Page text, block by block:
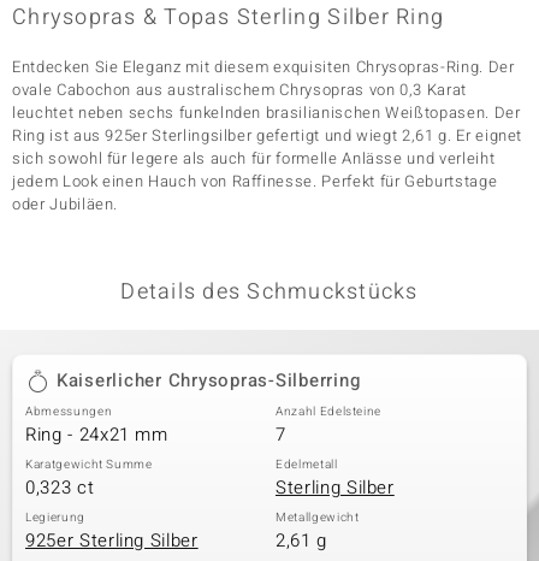
Chrysopras & Topas Sterling Silber Ring
Entdecken Sie Eleganz mit diesem exquisiten Chrysopras-Ring. Der
ovale Cabochon aus australischem Chrysopras von 0,3 Karat
leuchtet neben sechs funkelnden brasilianischen Weißtopasen. Der
Ring ist aus 925er Sterlingsilber gefertigt und wiegt 2,61 g. Er eignet
sich sowohl für legere als auch für formelle Anlässe und verleiht
jedem Look einen Hauch von Raffinesse. Perfekt für Geburtstage
oder Jubiläen.
Details des Schmuckstücks
Kaiserlicher Chrysopras-Silberring
Abmessungen
Ring - 24x21 mm
Anzahl Edelsteine
7
Karatgewicht Summe
0,323 ct
Edelmetall
Sterling Silber
Legierung
925er Sterling Silber
Metallgewicht
2,61 g